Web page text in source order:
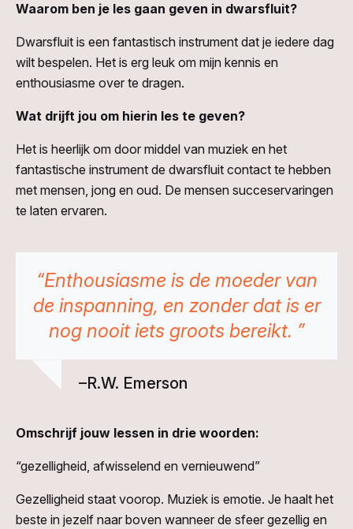
Waarom ben je les gaan geven in dwarsfluit?
Dwarsfluit is een fantastisch instrument dat je iedere dag
wilt bespelen. Het is erg leuk om mijn kennis en
enthousiasme over te dragen.
Wat drijft jou om hierin les te geven?
Het is heerlijk om door middel van muziek en het
fantastische instrument de dwarsfluit contact te hebben
met mensen, jong en oud. De mensen succeservaringen
te laten ervaren.
“Enthousiasme is de moeder van
de inspanning, en zonder dat is er
nog nooit iets groots bereikt. ”
–R.W. Emerson
Omschrijf jouw lessen in drie woorden:
“gezelligheid, afwisselend en vernieuwend”
Gezelligheid staat voorop. Muziek is emotie. Je haalt het
beste in jezelf naar boven wanneer de sfeer gezellig en